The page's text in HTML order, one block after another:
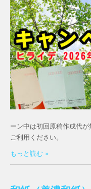
ーン中は初回原稿作成代
ご利用ください。
もっと読む »